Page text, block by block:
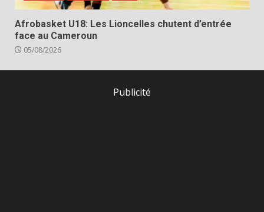
Afrobasket U18: Les Lioncelles chutent d’entrée
face au Cameroun
05/08/2026
Publicité